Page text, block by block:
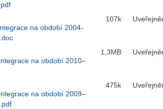
na období 2004-
107k
na období 2010–
1,3MB
na období 2009–
475k